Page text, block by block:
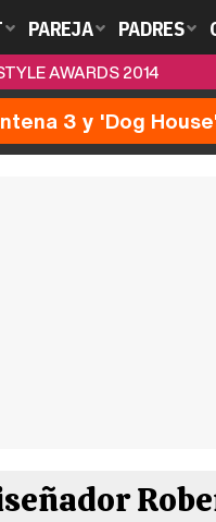
PAREJA PADRES
AWARDS 2014
3 y 'Dog